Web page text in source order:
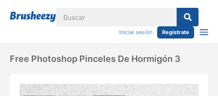
Iniciar sesión Regístrate
Free Photoshop Pinceles De Hormigón 3